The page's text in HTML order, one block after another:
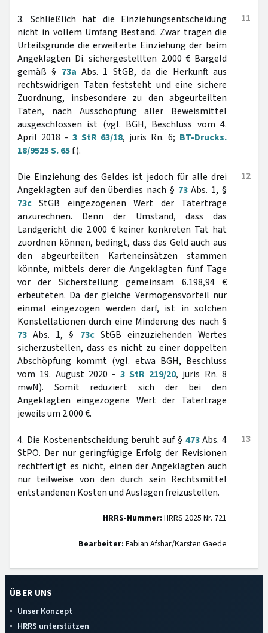
11
3. Schließlich hat die Einziehungsentscheidung
nicht in vollem Umfang Bestand. Zwar tragen die
Urteilsgründe die erweiterte Einziehung der beim
Angeklagten Di. sichergestellten 2.000 € Bargeld
gemäß § 73a Abs. 1 StGB, da die Herkunft aus
rechtswidrigen Taten feststeht und eine sichere
Zuordnung, insbesondere zu den abgeurteilten
Taten, nach Ausschöpfung aller Beweismittel
ausgeschlossen ist (vgl. BGH, Beschluss vom 4.
April 2018 - 3 StR 63/18, juris Rn. 6; BT-Drucks.
18/9525 S. 65f.).
12
Die Einziehung des Geldes ist jedoch für alle drei
Angeklagten auf den überdies nach § 73Abs. 1, §
73c StGB eingezogenen Wert der Taterträge
anzurechnen. Denn der Umstand, dass das
Landgericht die 2.000 € keiner konkreten Tat hat
zuordnen können, bedingt, dass das Geld auch aus
den abgeurteilten Karteneinsätzen stammen
könnte, mittels derer die Angeklagten fünf Tage
vor der Sicherstellung gemeinsam 6.198,94 €
erbeuteten. Da der gleiche Vermögensvorteil nur
einmal eingezogen werden darf, ist in solchen
Konstellationen durch eine Minderung des nach §
73 Abs. 1, § 73cStGB einzuziehenden Wertes
sicherzustellen, dass es nicht zu einer doppelten
Abschöpfung kommt (vgl. etwa BGH, Beschluss
vom 19. August 2020 - 3 StR 219/20, juris Rn. 8
mwN). Somit reduziert sich der bei den
Angeklagten eingezogene Wert der Taterträge
jeweils um 2.000 €.
13
4. Die Kostenentscheidung beruht auf § 473Abs. 4
StPO. Der nur geringfügige Erfolg der Revisionen
rechtfertigt es nicht, einen der Angeklagten auch
nur teilweise von den durch sein Rechtsmittel
entstandenen Kosten und Auslagen freizustellen.
HRRS-Nummer: HRRS 2025 Nr. 721
Bearbeiter: Fabian Afshar/Karsten Gaede
ÜBER UNS
Unser Konzept
HRRS unterstützen